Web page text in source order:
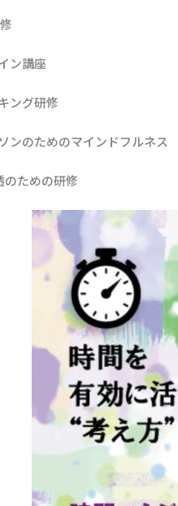
ン講座
ング研修
ンのためのマインドフルネス
ための研修